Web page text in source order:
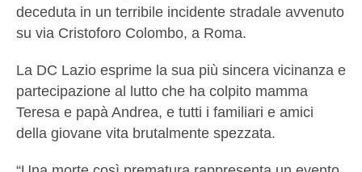
deceduta in un terribile incidente stradale avvenuto
su via Cristoforo Colombo, a Roma.
La DC Lazio esprime la sua più sincera vicinanza e
partecipazione al lutto che ha colpito mamma
Teresa e papà Andrea, e tutti i familiari e amici
della giovane vita brutalmente spezzata.